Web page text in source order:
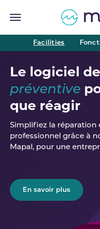
Facilities(current)
Le logiciel de
préventive
que réagir
Simplifiez la réparation
professionnel grâce à
Mapal, pour une
En savoir plus